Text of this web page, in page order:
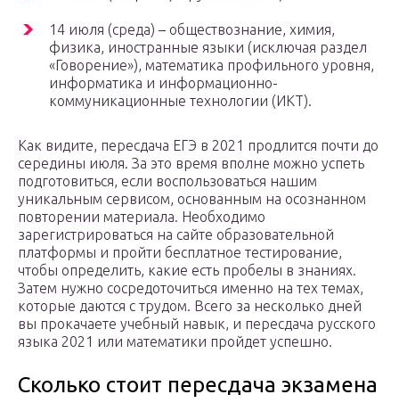
14 июля (среда) – обществознание, химия,
физика, иностранные языки (исключая раздел
«Говорение»), математика профильного уровня,
информатика и информационно-
коммуникационные технологии (ИКТ).
Как видите, пересдача ЕГЭ в 2021 продлится почти до
середины июля. За это время вполне можно успеть
подготовиться, если воспользоваться нашим
уникальным сервисом, основанным на осознанном
повторении материала. Необходимо
зарегистрироваться на сайте образовательной
платформы и пройти бесплатное тестирование,
чтобы определить, какие есть пробелы в знаниях.
Затем нужно сосредоточиться именно на тех темах,
которые даются с трудом. Всего за несколько дней
вы прокачаете учебный навык, и пересдача русского
языка 2021 или математики пройдет успешно.
Сколько стоит пересдача экзамена